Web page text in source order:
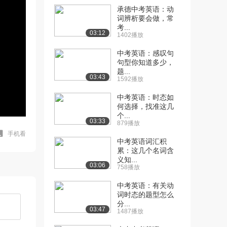
手机看
03:12
承德中考英语：动
词辨析要会做，常
考...
1402播放
03:43
中考英语：感叹句
句型你知道多少，
题...
1592播放
03:33
中考英语：时态如
何选择，找准这几
个...
879播放
03:06
中考英语词汇积
累：这几个名词含
义知...
758播放
03:47
中考英语：有关动
词时态的题型怎么
分...
1487播放